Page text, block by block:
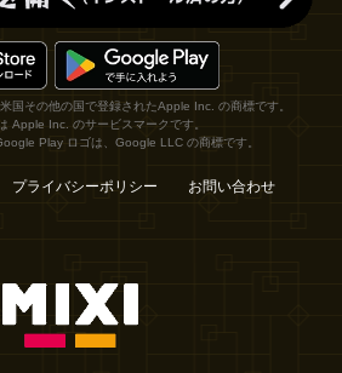
国その他の国で登録されたApple Inc. の商標です。
Apple Inc. のサービスマークです。
Play ロゴは、Google LLC の商標です。
プライバシーポリシー お問い合わせ